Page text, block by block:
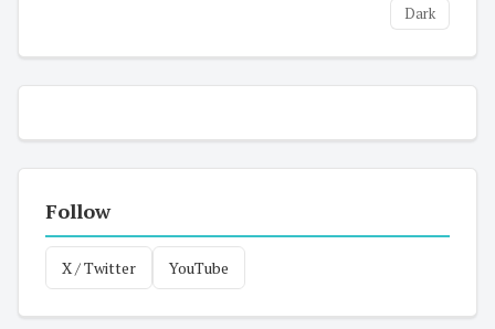
Dark
Follow
X / Twitter YouTube